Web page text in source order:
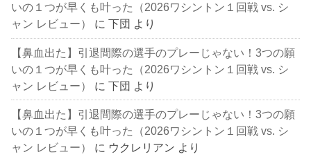
いの１つが早くも叶った（2026ワシントン１回戦 vs. シ
ャン レビュー）
に下団 より
【鼻血出た】引退間際の選手のプレーじゃない！3つの願
いの１つが早くも叶った（2026ワシントン１回戦 vs. シ
ャン レビュー）
に下団 より
【鼻血出た】引退間際の選手のプレーじゃない！3つの願
いの１つが早くも叶った（2026ワシントン１回戦 vs. シ
ャン レビュー）
に ウクレリアン より